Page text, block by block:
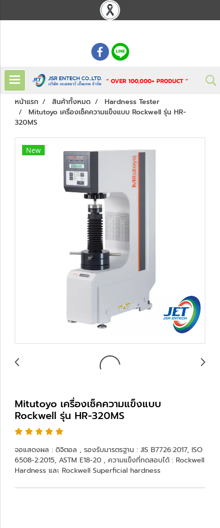
หน้าแรก สินค้าทั้งหมด
Hardness Tester
Mitutoyo เครื่องเช็คความแข็งแบบ Rockwell รุ่น HR-
320MS
New
Mitutoyo เครื่องเช็คความแข็งแบบ
Rockwell รุ่น HR-320MS
จอแสดงผล : ดิจิตอล , รองรับมารตรฐาน : JIS B7726:2017, ISO
6508-2:2015, ASTM E18-20 , ความแข็งที่ทดสอบได้ : Rockwell
Hardness และ Rockwell Superficial hardness